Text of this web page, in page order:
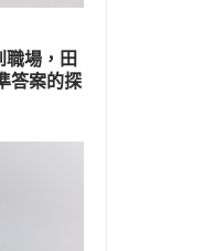
職場，田
答案的探